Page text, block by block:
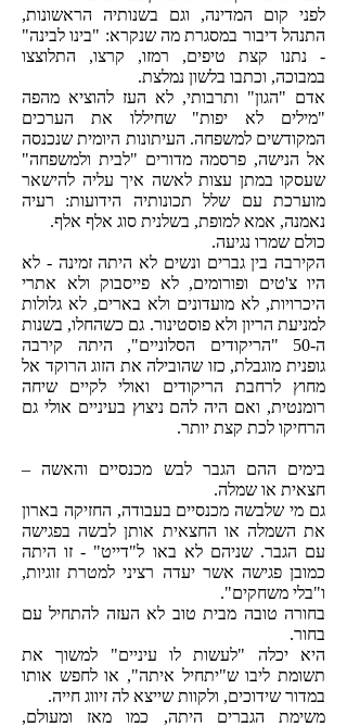
לפני קום המדינה, וגם בשנותיה הראשונות,
התנהל דיבור במסגרת מה שנקרא: "בינו לבינה"
- נתנו קצת טיפים, רמזו, קרצו, התלוצצו
במבוכה, וכתבו בלשון נמלצת.
אדם "הגון" ותרבותי, לא העז להוציא מהפה
"מילים לא יפות" שחיללו את הערכים
המקודשים למשפחה. העיתונות היומית שנכנסה
אל הנישה, פרסמה מדורים "לבית ולמשפחה"
שעסקו במתן עצות לאשה איך עליה להישאר
מוערכת עם שלל תכונותיה הידועות: רעיה
נאמנה, אמא למופת, בשלנית סוג אלף אלף.
כולם שמרו נגיעה.
הקירבה בין גברים ונשים לא היתה זמינה - לא
היו צ'טים ופורומים, לא פייסבוק ולא אתרי
היכרויות, לא מועדונים ולא בארים, לא גלולות
למניעת הריון ולא פוסטינור. גם כשהחלו, בשנות
ה-50 "הריקודים הסלוניים", היתה קירבה
גופנית מוגבלת, כזו שהובילה את הזוג הרוקד אל
מחוץ לרחבת הריקודים ואולי לקיים שיחה
רומנטית, ואם היה להם ניצוץ בעיניים אולי גם
הרחיקו לכת קצת יותר.
בימים ההם הגבר לבש מכנסיים והאשה –
חצאית או שמלה.
גם מי שלבשה מכנסיים בעבודה, החזיקה בארון
את השמלה או החצאית אותן לבשה בפגישה
עם הגבר. שניהם לא באו ל"דייט" - זו היתה
כמובן פגישה אשר יעדה רציני למטרת זוגיות,
ו"בלי משחקים".
בחורה טובה מבית טוב לא העזה להתחיל עם
בחור.
היא יכלה "לעשות לו עיניים" למשוך את
תשומת ליבו ש"יתחיל איתה", או לחפש אותו
במדור שידוכים, ולקוות שייצא לה זיווג חייה.
משימת הגברים היתה, כמו מאז ומעולם,